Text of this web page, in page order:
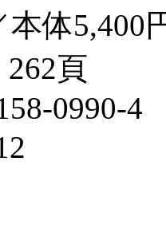
本体5,400
頁
0990-4